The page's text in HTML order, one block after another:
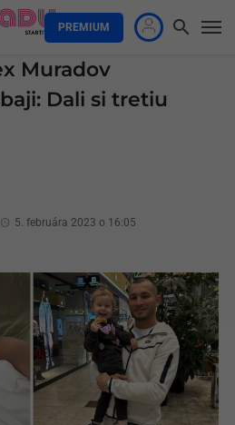
PREMIUM
Muradov
Dali si tretiu
5. februára 2023 o 16:05